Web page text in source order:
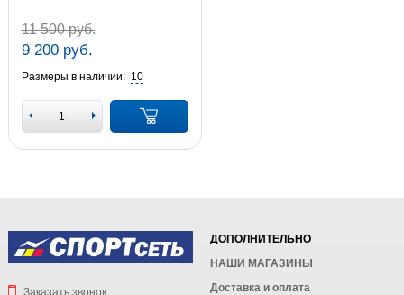
11 500 руб.
9 200 руб.
Размеры в наличии: 10
Заказать звонок
ДОПОЛНИТЕЛЬНО
НАШИ МАГАЗИНЫ
Доставка и оплата